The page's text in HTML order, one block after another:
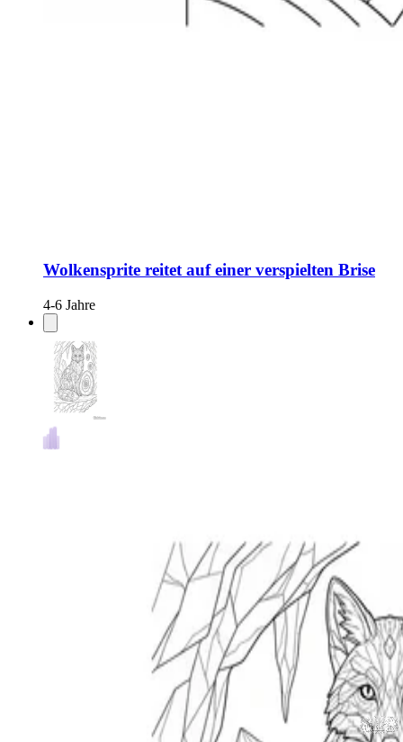
Wolkensprite reitet auf einer verspielten Brise
4-6 Jahre